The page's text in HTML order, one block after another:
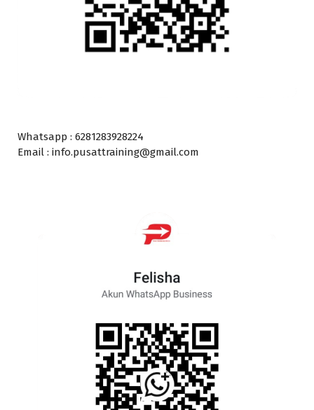
Whatsapp : 6281283928224
Email : info.pusattraining@gmail.com